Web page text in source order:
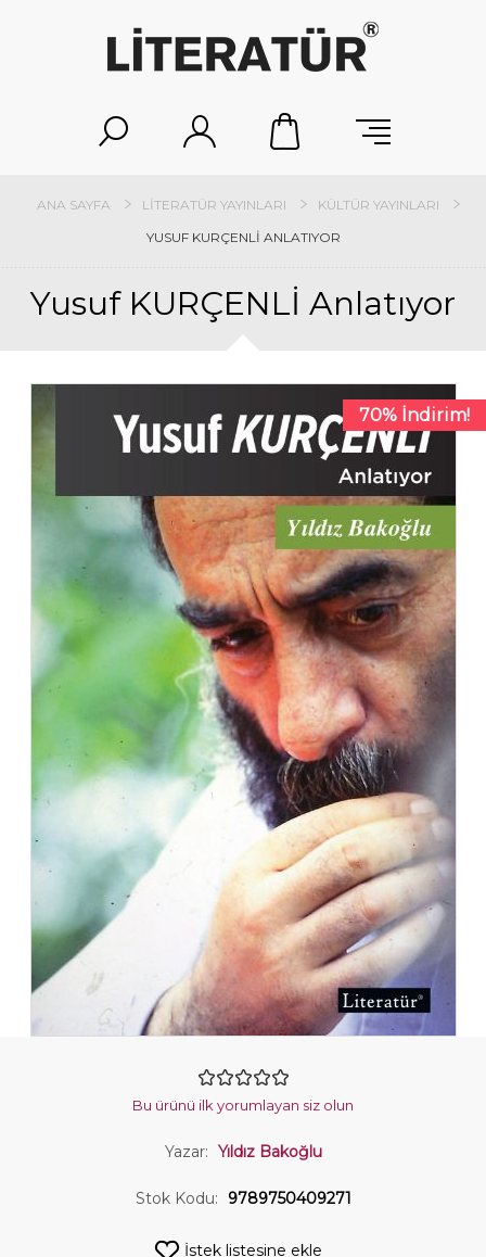
ANA SAYFA LITERATÜR YAYINLARI
KÜLTÜR YAYINLARI
YUSUF KURÇENLİ ANLATIYOR
Yusuf KURÇENLİ Anlatıyor
70% İndirim!
Bu ürünü ilk yorumlayan siz olun
Yazar: Yıldız Bakoğlu
Stok Kodu: 9789750409271
İstek listesine ekle